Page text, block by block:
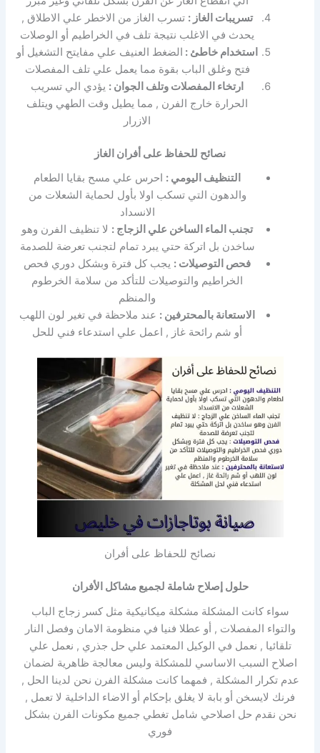
تسريبات الغاز : تسرب الغاز من الاخطر علي الاطلاق ,
يحدث في الاغلب نتيجة تلف في الخراطيم أو الوصلات
استخدام خاطئ : الضغط العنيف علي مفايتح التشغيل أو
فتح وغلق الباب بقوة مما يعمل علي تلف المفصلات
ارتخاء المفصلات وتلف الجوان : يؤدي الي تسريب
الحرارة خارج الفرن , مما يطيل وقت الطهي ويتلف
الازرار
نصائح للحفاظ على أفران الغاز
التنظيف اليومي : احرس علي مسح بقايا الطعام
والدهون التي تسكب اولا بأول لحماية الشعلات من
الانسداد
تجنب الماء الساخن علي الزجاج : لا تنظيف الفرن وهو
ساخدن بل اتركة حتي يبرد تمام لتجنب تعرضة للصدمة
فحص التوصيلات : يجب كل فترة وبشكل دوري فحص
الخراطيم والتوصيلات للتأكد من سلامة الخرطوم
والمنظم
الاستعانة بالمحترفين : عند ملاحظة في تغير لون اللهب
أو شم رائحة غاز , اعمل علي استدعاء فني للحل
نصائح للحفاظ على أفران
حلول إصلاح شاملة لجميع مشاكل الأفران
سواء كانت المشكلة مشكلة ميكانيكية مثل كسر زجاج الباب
والتواء المفصلات , أو عطلا فنيا في منظومة الامان وفصل النار
تلقائيا , نعمل في الوكيل المعتمد علي حل جذري , نعمل علي
اصلاح السبب الاساسي للمشكلة وليس معالجة ظاهرية لضمان
عدم تكرار المشكلة , فمهما كانت مشكلة الفرن نحن لدينا الحل ,
فرنك لايسخن أو بابة لا يغلق بإحكام أو الاضاء الداخلية لا تعمل ,
نحن نقدم حل اصلاحي شامل تغطي جميع مكونات الفرن بشكل
فوري